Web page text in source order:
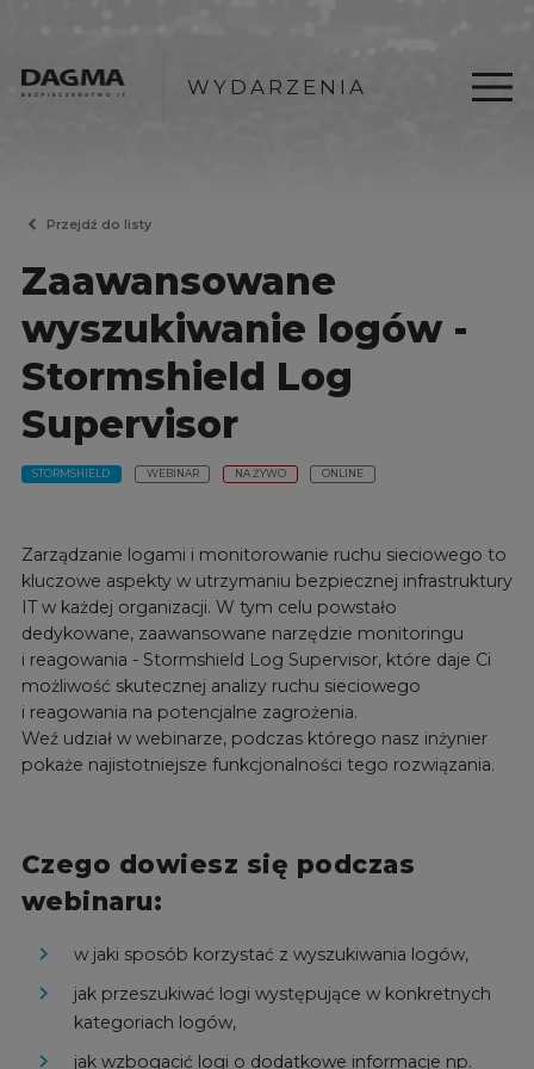
WYDARZENIA
Przejdź do listy
Zaawansowane
wyszukiwanie logów -
Stormshield Log
Supervisor
STORMSHIELD WEBINAR NA ŻYWO ONLINE
Zarządzanie logami i monitorowanie ruchu sieciowego to
kluczowe aspekty w utrzymaniu bezpiecznej infrastruktury
IT w każdej organizacji. W tym celu powstało
dedykowane, zaawansowane narzędzie monitoringu
i reagowania - Stormshield Log Supervisor, które daje Ci
możliwość skutecznej analizy ruchu sieciowego
i reagowania na potencjalne zagrożenia.
Weź udział w webinarze, podczas którego nasz inżynier
pokaże najistotniejsze funkcjonalności tego rozwiązania.
Czego dowiesz się podczas
webinaru:
w jaki sposób korzystać z wyszukiwania logów,
jak przeszukiwać logi występujące w konkretnych
kategoriach logów,
jak wzbogacić logi o dodatkowe informacje np.